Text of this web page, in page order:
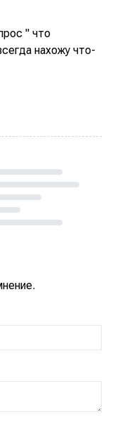
" что
нахожу что-